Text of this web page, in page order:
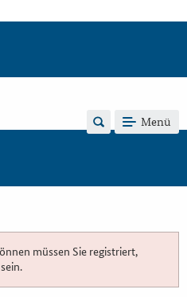
Menü
müssen Sie registriert,